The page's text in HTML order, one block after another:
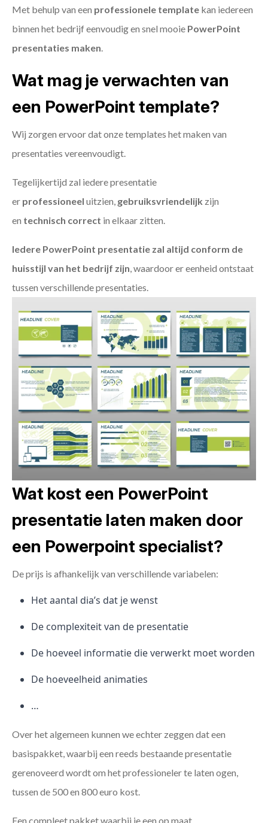
Met behulp van een professionele template kan iedereen
binnen het bedrijf eenvoudig en snel mooie PowerPoint
presentaties maken.
Wat mag je verwachten van
een PowerPoint template?
Wij zorgen ervoor dat onze templates het maken van
presentaties vereenvoudigt.
Tegelijkertijd zal iedere presentatie
er professioneel uitzien, gebruiksvriendelijk zijn
en technisch correct in elkaar zitten.
Iedere PowerPoint presentatie zal altijd conform de
huisstijl van het bedrijf zijn, waardoor er eenheid ontstaat
tussen verschillende presentaties.
Wat kost een PowerPoint
presentatie laten maken door
een Powerpoint specialist?
De prijs is afhankelijk van verschillende variabelen:
Het aantal dia’s dat je wenst
De complexiteit van de presentatie
De hoeveel informatie die verwerkt moet worden
De hoeveelheid animaties
…
Over het algemeen kunnen we echter zeggen dat een
basispakket, waarbij een reeds bestaande presentatie
gerenoveerd wordt om het professioneler te laten ogen,
tussen de 500 en 800 euro kost.
Een compleet pakket waarbij je een op maat